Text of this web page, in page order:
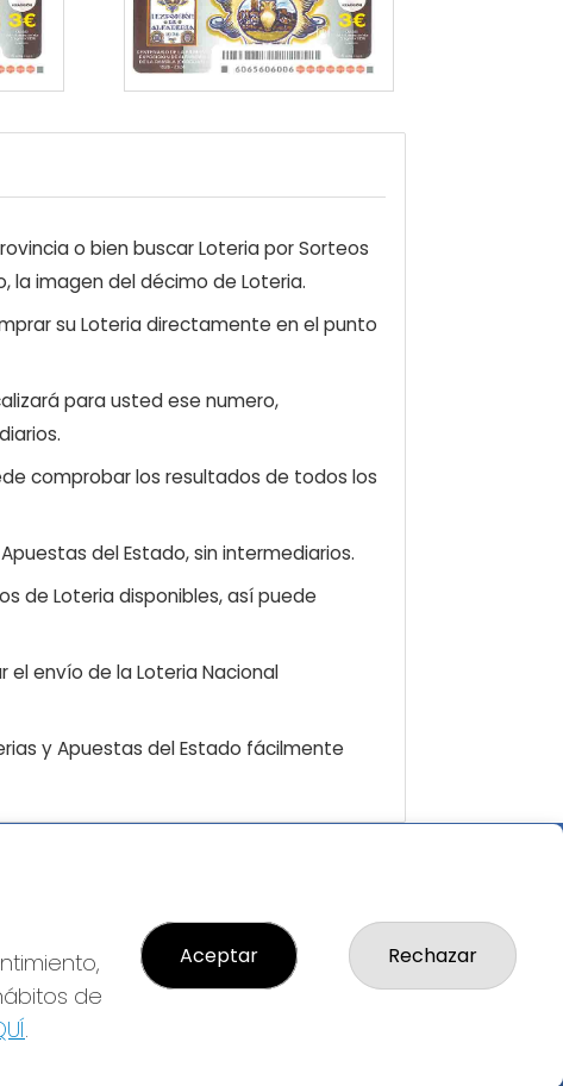
o bien buscar Loteria por Sorteos
la imagen del décimo de Loteria.
su Loteria directamente en el punto
para usted ese numero,
comprobar los resultados de todos los
del Estado, sin intermediarios.
de Loteria disponibles, así puede
envío de la Loteria Nacional
y Apuestas del Estado fácilmente
Política de Privacidad
Política de Cookies
Condiciones de Compra
Tienda de Lotería Nacional
de
.
Aceptar Rechazar